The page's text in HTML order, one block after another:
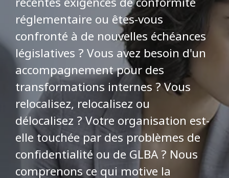
réglementaire ou êtes-vous
confronté à de nouvelles échéances
législatives ? Vous avez besoin d'un
accompagnement pour des
transformations internes ? Vous
relocalisez, relocalisez ou
délocalisez ? Votre organisation est-
elle touchée par des problèmes de
confidentialité ou de GLBA ? Nous
comprenons ce qui motive la